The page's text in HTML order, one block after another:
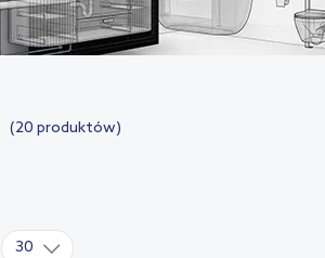
(20 produktów)
30